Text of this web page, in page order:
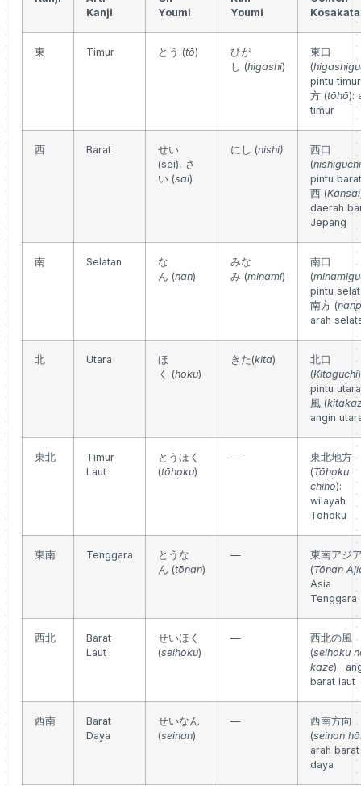
Kanji
Youmi
Youmi
Kosakata
東 Timur とう (tō)
ひが
し (higashi)
東口
(
pintu timur
方 (tōhō):
timur
西 Barat
せい
(sei), さ
い (sai)
にし (nishi)
西口
(nishiguchi
pintu barat
西 (Kansai
daerah
Jepang
南 Selatan
な
ん (nan)
みな
み (minami)
南口
(
pintu
南方 (
arah
北 Utara
ほ
く (hoku)
きた(kita)
北口
(Kitaguchi
pintu utara
風 (
angin
東北
Timur
Laut
とうほく
(tōhoku)
—
東北地方
(Tōhoku
chihō):
wilayah
Tōhoku
東南 Tenggara
とうな
ん (tōnan)
—
東南アジ
(Tōnan
Asia
Tenggara
西北
Barat
Laut
せいほく
(seihoku)
—
西北の風
(seihoku
kaze):
barat laut
西南
Barat
Daya
せいなん
(seinan)
—
西南方向
(seinan
arah barat
daya